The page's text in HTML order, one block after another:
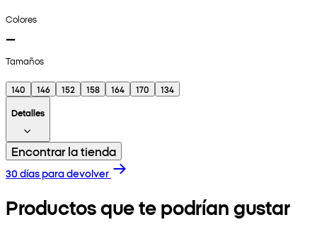
Colores
Tamaños
140 146 152 158 164 170
134
Detalles
Encontrar la tienda
30 días para devolver
Productos que te podrían gustar